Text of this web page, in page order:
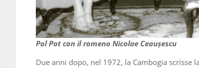
Pol Pot con il romeno Nicolae Ceaușescu
Due anni dopo, nel 1972, la Cambogia scrisse